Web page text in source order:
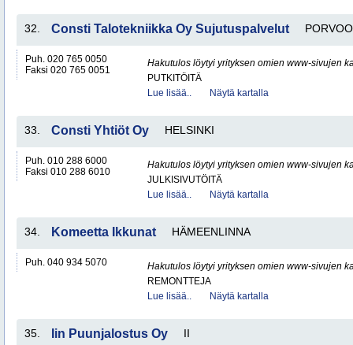
32. Consti Talotekniikka Oy Sujutuspalvelut PORVOO
Puh. 020 765 0050
Faksi 020 765 0051
Hakutulos löytyi yrityksen omien www-sivujen
PUTKITÖITÄ
Lue lisää..
Näytä kartalla
33. Consti Yhtiöt Oy HELSINKI
Puh. 010 288 6000
Faksi 010 288 6010
Hakutulos löytyi yrityksen omien www-sivujen
JULKISIVUTÖITÄ
Lue lisää..
Näytä kartalla
34. Komeetta Ikkunat HÄMEENLINNA
Puh. 040 934 5070
Hakutulos löytyi yrityksen omien www-sivujen
REMONTTEJA
Lue lisää..
Näytä kartalla
35. Iin Puunjalostus Oy II